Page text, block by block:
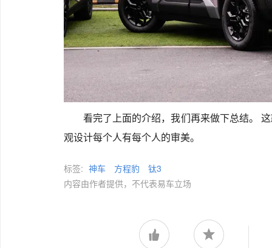
看完了上面的介绍，我们再来做下总结。
观设计每个人有每个人的审美。
标签: 神车 方程豹
钛3
内容由作者提供，不代表易车立场